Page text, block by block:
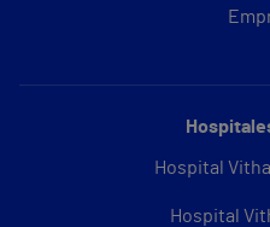
Hospital
Hospital